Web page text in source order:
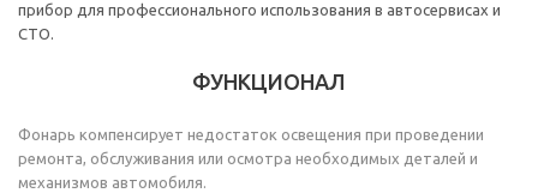
прибор для профессионального использования в автосервисах и
СТО.
ФУНКЦИОНАЛ
Фонарь компенсирует недостаток освещения при проведении
ремонта, обслуживания или осмотра необходимых деталей и
механизмов автомобиля.